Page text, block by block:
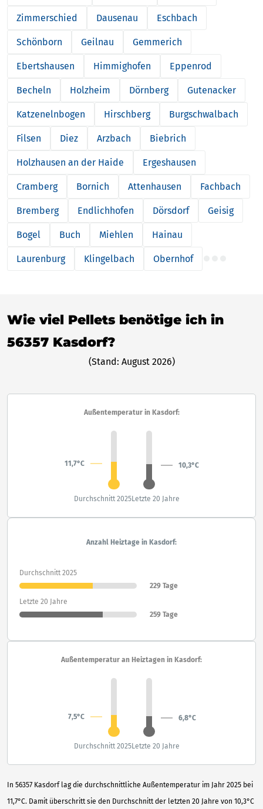
Zimmerschied Dausenau Eschbach
Schönborn Geilnau Gemmerich
Ebertshausen Himmighofen Eppenrod
Becheln Holzheim Dörnberg Gutenacker
Katzenelnbogen Hirschberg Burgschwalbach
Filsen Diez Arzbach Biebrich
Holzhausen an der Haide Ergeshausen
Cramberg Bornich Attenhausen Fachbach
Bremberg Endlichhofen Dörsdorf Geisig
Bogel Buch Miehlen Hainau
Laurenburg Klingelbach Obernhof
Wie viel Pellets benötige ich in
56357 Kasdorf?
(Stand: August 2026)
In 56357 Kasdorf lag die durchschnittliche Außentemperatur im Jahr 2025 bei
11,7°C. Damit überschritt sie den Durchschnitt der letzten 20 Jahre von 10,3°C
Außentemperatur in Kasdorf:
11,7°C 10,3°C
Durchschnitt 2025Letzte 20 Jahre
Anzahl Heiztage in Kasdorf:
Durchschnitt 2025
229 Tage
Letzte 20 Jahre
259 Tage
Außentemperatur an Heiztagen in Kasdorf:
7,5°C 6,8°C
Durchschnitt 2025Letzte 20 Jahre